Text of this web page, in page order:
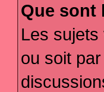
Que
Les
ou soit